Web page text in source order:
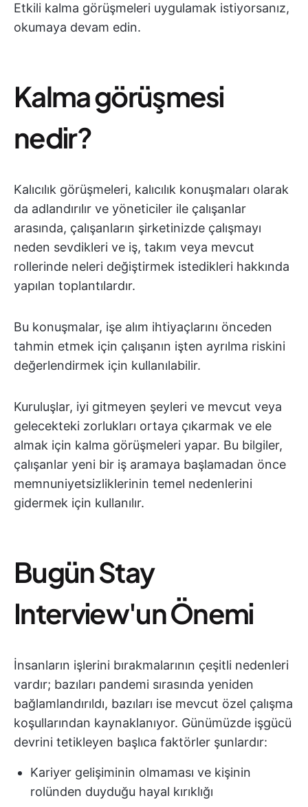
Etkili kalma görüşmeleri uygulamak istiyorsanız,
okumaya devam edin.
Kalma görüşmesi
nedir?
Kalıcılık görüşmeleri, kalıcılık konuşmaları olarak
da adlandırılır ve yöneticiler ile çalışanlar
arasında, çalışanların şirketinizde çalışmayı
neden sevdikleri ve iş, takım veya mevcut
rollerinde neleri değiştirmek istedikleri hakkında
yapılan toplantılardır.
Bu konuşmalar, işe alım ihtiyaçlarını önceden
tahmin etmek için çalışanın işten ayrılma riskini
değerlendirmek için kullanılabilir.
Kuruluşlar, iyi gitmeyen şeyleri ve mevcut veya
gelecekteki zorlukları ortaya çıkarmak ve ele
almak için kalma görüşmeleri yapar. Bu bilgiler,
çalışanlar yeni bir iş aramaya başlamadan önce
memnuniyetsizliklerinin temel nedenlerini
gidermek için kullanılır.
Bugün Stay
Interview'un Önemi
İnsanların işlerini bırakmalarının çeşitli nedenleri
vardır; bazıları pandemi sırasında yeniden
bağlamlandırıldı, bazıları ise mevcut özel çalışma
koşullarından kaynaklanıyor. Günümüzde işgücü
devrini tetikleyen başlıca faktörler şunlardır:
Kariyer gelişiminin olmaması ve kişinin
rolünden duyduğu hayal kırıklığı